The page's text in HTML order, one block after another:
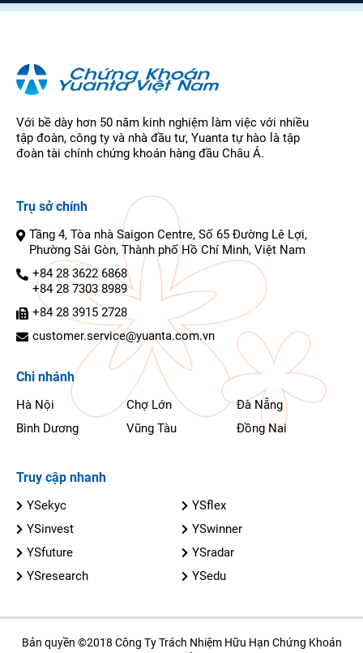
Với bề dày hơn 50 năm kinh nghiệm làm việc với nhiều
tập đoàn, công ty và nhà đầu tư, Yuanta tự hào là tập
đoàn tài chính chứng khoán hàng đầu Châu Á.
Trụ sở chính
Tầng 4, Tòa nhà Saigon Centre, Số 65 Đường Lê Lợi,
Phường Sài Gòn, Thành phố Hồ Chí Minh, Việt Nam
+84 28 3622 6868
+84 28 7303 8989
+84 28 3915 2728
customer.service@yuanta.com.vn
Chi nhánh
Hà Nội Chợ Lớn
Đà Nẵng
Bình Dương
Vũng Tàu Đồng Nai
Truy cập nhanh
YSekyc
YSflex
YSinvest
YSwinner
YSfuture
YSradar
YSresearch
YSedu
Bản quyền ©2018 Công Ty Trách Nhiệm Hữu Hạn Chứng Khoán